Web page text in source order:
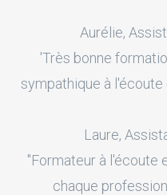
Aurélie,
'Très bonne
sympathique à
Laure,
"Formateur à l'écoute
chaque